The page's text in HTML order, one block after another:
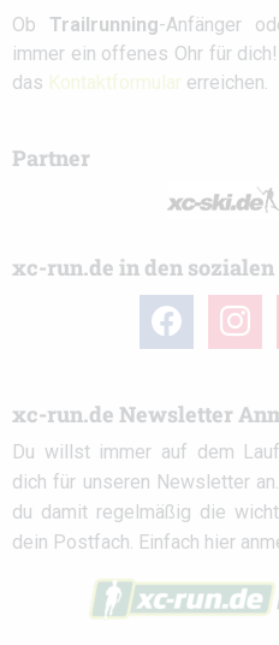
Ob Trailrunning-Anfänger
immer ein offenes Ohr für
das Kontaktformular erreichen.
Partner
xc-run.de in den
facebook
xc-run.de Newsletter
Du willst immer auf dem
dich für unseren Newsletter
du damit regelmäßig die
dein Postfach. Einfach hier